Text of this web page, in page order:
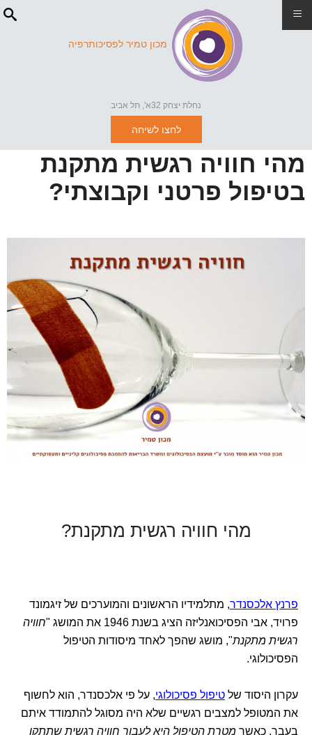
מכון טמיר לפסיכותרפיה
נחלת יצחק 32א', תל אביב
לחצו לשיחה
מהי חוויה רגשית מתקנת
בטיפול פרטני וקבוצתי?
מהי חוויה רגשית מתקנת?
פרנץ אלכסנדר, מתלמידיו הראשונים והמוערכים של זיגמונד
פרויד, אבי הפסיכואנליזה הציג בשנת 1946 את המושג "
חוויה
רגשית מתקנת", מושג שהפך לאחד מיסודות הטיפול
הפסיכולוגי.
עקרון היסוד של טיפול פסיכולוגי, על פי אלכסנדר, הוא לחשוף
את המטופל למצבים רגשיים שלא היה מסוגל להתמודד איתם
בעבר, כאשר מטרת הטיפול היא לעבור חוויה רגשית שתתקן
≡